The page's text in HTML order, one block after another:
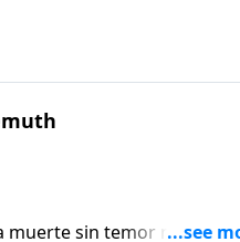
Aviva Nuestros
muerte sin temor ni